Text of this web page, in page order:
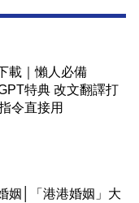
載｜懶人必備
特典 改文翻譯打
令直接用
姻│「港港婚姻」大